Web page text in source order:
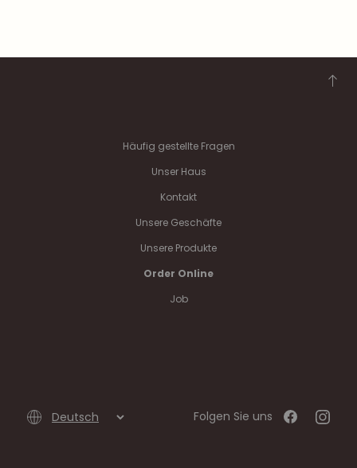
Häufig gestellte Fragen
Unser Haus
Kontakt
Unsere Geschäfte
Unsere Produkte
Order Online
Job
Folgen Sie uns